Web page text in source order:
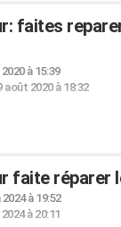
faites
à 15:39
août 2020 à 18:32
faite réparer
2024 à 19:52
à 20:11